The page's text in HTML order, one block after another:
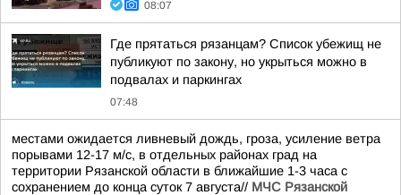
08:07
Где прятаться рязанцам? Список убежищ не
публикуют по закону, но укрыться можно в
подвалах и паркингах
07:48
местами ожидается ливневый дождь, гроза, усиление ветра
порывами 12-17 м/с, в отдельных районах град на
территории Рязанской области в ближайшие 1-3 часа с
сохранением до конца суток 7 августа// МЧС Рязанской